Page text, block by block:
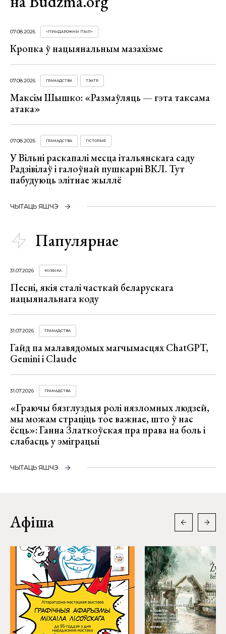
07.08.2026 «ПРЫДАРОЖНЫ ПЫЛ»
Кропка ў нацыянальным мазахізме
07.08.2026 ГРАМАДСТВА ТЭАТР
Максім Шышко: «Размаўляць — гэта таксама
атака»
07.08.2026 ГРАМАДСТВА ГІСТОРЫЯ
У Вільні раскапалі месца італьянскага саду
Радзівілаў і галоўнай пушкарні ВКЛ. Тут
пабудуюць элітнае жыллё
ЧЫТАЦЬ ЯШЧЭ
Папулярнае
31.07.2026 МУЗЫКА
Песні, якія сталі часткай беларускага
нацыянальнага коду
31.07.2026 ГРАМАДСТВА
Гайд па малавядомых магчымасцях ChatGPT,
Gemini і Claude
31.07.2026 ГРАМАДСТВА
«Граючы бязглуздыя ролі нязломных людзей,
мы можам страціць тое важнае, што ў нас
ёсць»: Ганна Златкоўская пра права на боль і
слабасць у эміграцыі
ЧЫТАЦЬ ЯШЧЭ
Афіша